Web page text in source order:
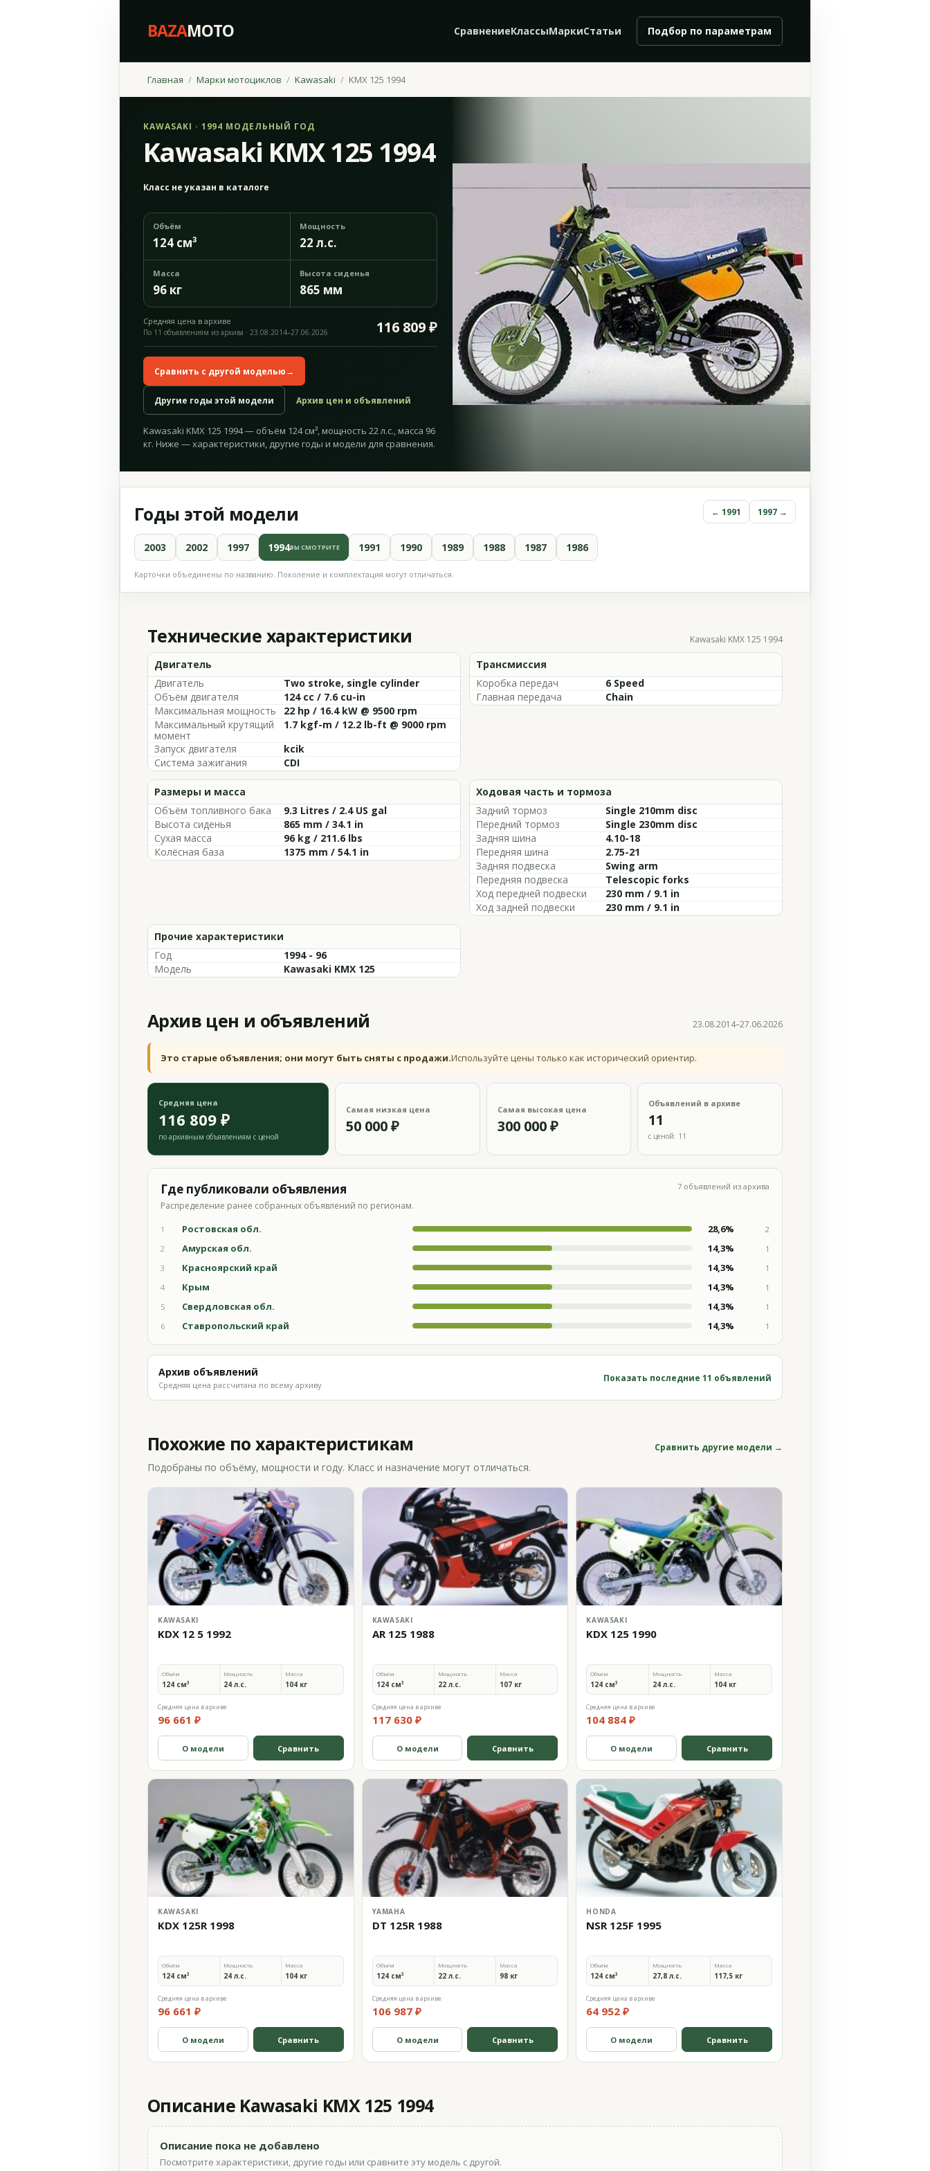
BAZAMOTO СравнениеКлассыМаркиСтатьи Подбор по параметрам
Главная Марки мотоциклов Kawasaki KMX 125 1994
KAWASAKI · 1994 МОДЕЛЬНЫЙ ГОД
Kawasaki KMX 125 1994
Класс не указан в каталоге
Объём
124 см³
Мощность
22 л.с.
Масса
96 кг
Высота сиденья
865 мм
Средняя цена в архиве 116 809 ₽
По 11 объявлениям из архива · 23.08.2014–27.06.2026
Сравнить с другой моделью→
Другие годы этой модели Архив цен и объявлений
Kawasaki KMX 125 1994 — объём 124 см³, мощность 22 л.с., масса 96
кг. Ниже — характеристики, другие годы и модели для сравнения.
Годы этой модели ← 1991 1997 →
2003 2002 1997 1994ВЫ СМОТРИТЕ 1991 1990 1989 1988 1987 1986
Карточки объединены по названию. Поколение и комплектация могут отличаться.
Технические характеристики Kawasaki KMX 125 1994
Двигатель
Двигатель
Two stroke, single cylinder
Объём двигателя
124 cc / 7.6 cu-in
Максимальная мощность
22 hp / 16.4 kW @ 9500 rpm
Максимальный крутящий
момент
1.7 kgf-m / 12.2 lb-ft @ 9000 rpm
Запуск двигателя
kcik
Система зажигания
CDI
Трансмиссия
Коробка передач
6 Speed
Главная передача
Chain
Размеры и масса
Объём топливного бака
9.3 Litres / 2.4 US gal
Высота сиденья
865 mm / 34.1 in
Сухая масса
96 kg / 211.6 lbs
Колёсная база
1375 mm / 54.1 in
Ходовая часть и тормоза
Задний тормоз
Single 210mm disc
Передний тормоз
Single 230mm disc
Задняя шина
4.10-18
Передняя шина
2.75-21
Задняя подвеска
Swing arm
Передняя подвеска
Telescopic forks
Ход передней подвески
230 mm / 9.1 in
Ход задней подвески
230 mm / 9.1 in
Прочие характеристики
Год
1994 - 96
Модель
Kawasaki KMX 125
Архив цен и объявлений 23.08.2014–27.06.2026
Это старые объявления; они могут быть сняты с продажи.Используйте цены только как исторический ориентир.
Средняя цена
116 809 ₽
по архивным объявлениям с ценой
Самая низкая цена
50 000 ₽
Самая высокая цена
300 000 ₽
Объявлений в архиве
11
с ценой: 11
Где публиковали объявления
Распределение ранее собранных объявлений по регионам.
7 объявлений из архива
1 Ростовская обл. 28,6%
2
2
Амурская обл. 14,3%
1
3
Красноярский край 14,3%
1
4
Крым 14,3%
1
5
Свердловская обл. 14,3%
1
6
Ставропольский край 14,3% 1
Архив объявлений
Средняя цена рассчитана по всему архиву
Показать последние 11 объявлений
Похожие по характеристикам Сравнить другие модели →
Подобраны по объёму, мощности и году. Класс и назначение могут отличаться.
KAWASAKI
KDX 12 5 1992
Объём
124 см³
Мощность
24 л.с.
Масса
104 кг
Средняя цена в архиве
96 661 ₽
О модели Сравнить
KAWASAKI
AR 125 1988
Объём
124 см³
Мощность
22 л.с.
Масса
107 кг
Средняя цена в архиве
117 630 ₽
О модели Сравнить
KAWASAKI
KDX 125 1990
Объём
124 см³
Мощность
24 л.с.
Масса
104 кг
Средняя цена в архиве
104 884 ₽
О модели Сравнить
KAWASAKI
KDX 125R 1998
Объём
124 см³
Мощность
24 л.с.
Масса
104 кг
Средняя цена в архиве
96 661 ₽
О модели Сравнить
YAMAHA
DT 125R 1988
Объём
124 см³
Мощность
22 л.с.
Масса
98 кг
Средняя цена в архиве
106 987 ₽
О модели Сравнить
HONDA
NSR 125F 1995
Объём
124 см³
Мощность
27,8 л.с.
Масса
117,5 кг
Средняя цена в архиве
64 952 ₽
О модели Сравнить
Описание Kawasaki KMX 125 1994
Описание пока не добавлено
Посмотрите характеристики, другие годы или сравните эту модель с другой.